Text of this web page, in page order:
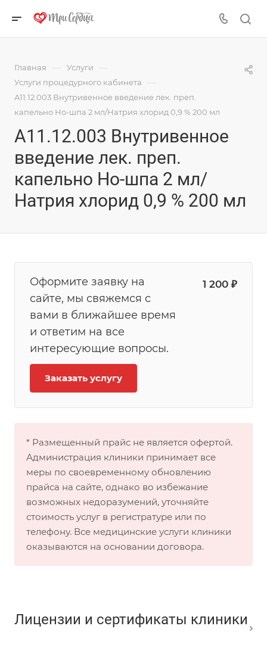
Главная — Услуги —
Услуги процедурного кабинета —
А11.12.003 Внутривенное введение лек. преп.
капельно Но-шпа 2 мл/Натрия хлорид 0,9 % 200 мл
А11.12.003 Внутривенное
введение лек. преп.
капельно Но-шпа 2 мл/
Натрия хлорид 0,9 % 200 мл
Оформите заявку на
сайте, мы свяжемся с
вами в ближайшее время
и ответим на все
интересующие вопросы.
1 200 ₽
Заказать услугу
* Размещенный прайс не является офертой.
Администрация клиники принимает все
меры по своевременному обновлению
прайса на сайте, однако во избежание
возможных недоразумений, уточняйте
стоимость услуг в регистратуре или по
телефону. Все медицинские услуги клиники
оказываются на основании договора.
Лицензии и сертификаты клиники